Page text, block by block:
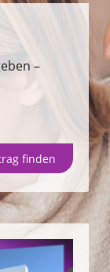
finden
–
finden